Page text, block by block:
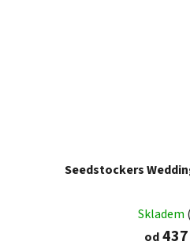
Seedstockers
Skladem
od